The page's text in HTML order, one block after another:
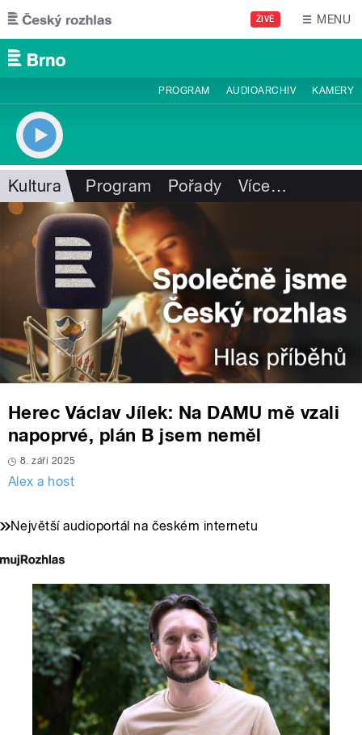
Přejít k hlavnímu obsahu
ŽIVĚ MENU
PROGRAM AUDIOARCHIV KAMERY
Kultura Program Pořady Více…
Herec Václav Jílek: Na DAMU mě vzali
napoprvé, plán B jsem neměl
8. září 2025
Alex a host
Největší audioportál na českém internetu